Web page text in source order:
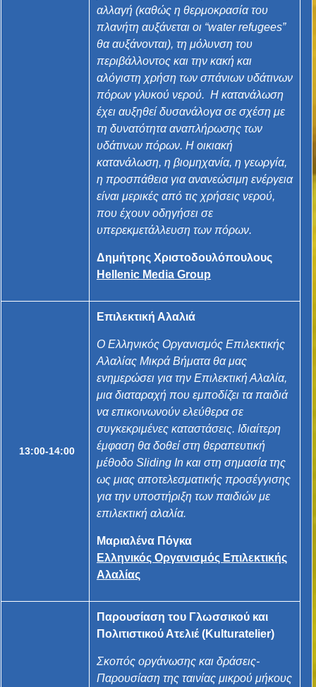
αλλαγή (καθώς η θερμοκρασία του
πλανήτη αυξάνεται οι “water refugees”
θα αυξάνονται), τη μόλυνση του
περιβάλλοντος και την κακή και
αλόγιστη χρήση των σπάνιων υδάτινων
πόρων γλυκού νερού. Η κατανάλωση
έχει αυξηθεί δυσανάλογα σε σχέση με
τη δυνατότητα αναπλήρωσης των
υδάτινων πόρων. Η οικιακή
κατανάλωση, η βιομηχανία, η γεωργία,
η προσπάθεια για ανανεώσιμη ενέργεια
είναι μερικές από τις χρήσεις νερού,
που έχουν οδηγήσει σε
υπερεκμετάλλευση των πόρων.
Δημήτρης Χριστοδουλόπουλους
Hellenic Media Group
13:00-14:00
Επιλεκτική Αλαλιά
Ο Ελληνικός Οργανισμός Επιλεκτικής
Αλαλίας Μικρά Βήματα θα μας
ενημερώσει για την Επιλεκτική Αλαλία,
μια διαταραχή που εμποδίζει τα παιδιά
να επικοινωνούν ελεύθερα σε
συγκεκριμένες καταστάσεις. Ιδιαίτερη
έμφαση θα δοθεί στη θεραπευτική
μέθοδο Sliding In και στη σημασία της
ως μιας αποτελεσματικής προσέγγισης
για την υποστήριξη των παιδιών με
επιλεκτική αλαλία.
Μαριαλένα Πόγκα
Ελληνικός Οργανισμός Επιλεκτικής
Αλαλίας
Παρουσίαση του Γλωσσικού και
Πολιτιστικού Ατελιέ (Kulturatelier)
Σκοπός οργάνωσης και δράσεις-
Παρουσίαση της ταινίας μικρού μήκους